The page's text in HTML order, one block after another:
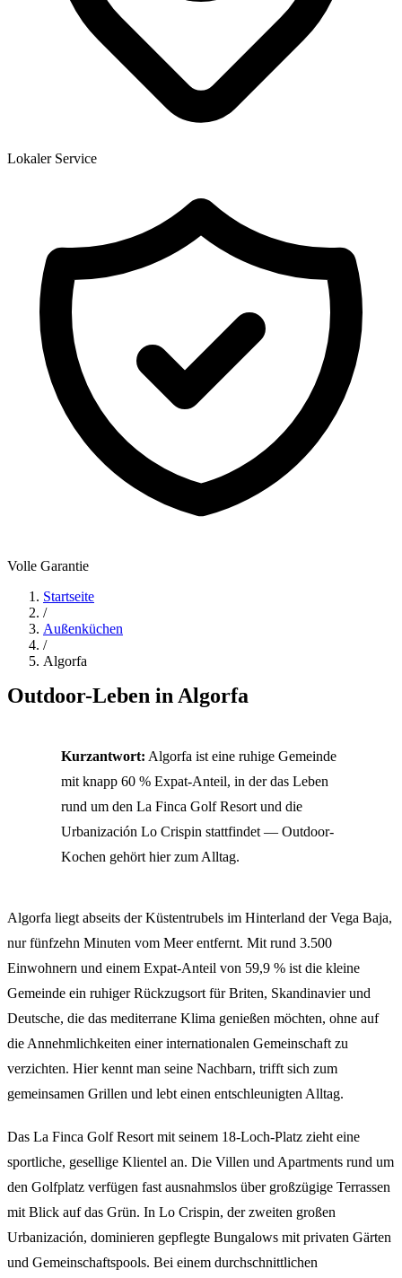
Lokaler Service
Volle Garantie
Startseite
/
Außenküchen
/
Algorfa
Outdoor-Leben in Algorfa
Kurzantwort: Algorfa ist eine ruhige Gemeinde
mit knapp 60 % Expat-Anteil, in der das Leben
rund um den La Finca Golf Resort und die
Urbanización Lo Crispin stattfindet — Outdoor-
Kochen gehört hier zum Alltag.
Algorfa liegt abseits der Küstentrubels im Hinterland der Vega Baja,
nur fünfzehn Minuten vom Meer entfernt. Mit rund 3.500
Einwohnern und einem Expat-Anteil von 59,9 % ist die kleine
Gemeinde ein ruhiger Rückzugsort für Briten, Skandinavier und
Deutsche, die das mediterrane Klima genießen möchten, ohne auf
die Annehmlichkeiten einer internationalen Gemeinschaft zu
verzichten. Hier kennt man seine Nachbarn, trifft sich zum
gemeinsamen Grillen und lebt einen entschleunigten Alltag.
Das La Finca Golf Resort mit seinem 18-Loch-Platz zieht eine
sportliche, gesellige Klientel an. Die Villen und Apartments rund um
den Golfplatz verfügen fast ausnahmslos über großzügige Terrassen
mit Blick auf das Grün. In Lo Crispin, der zweiten großen
Urbanización, dominieren gepflegte Bungalows mit privaten Gärten
und Gemeinschaftspools. Bei einem durchschnittlichen